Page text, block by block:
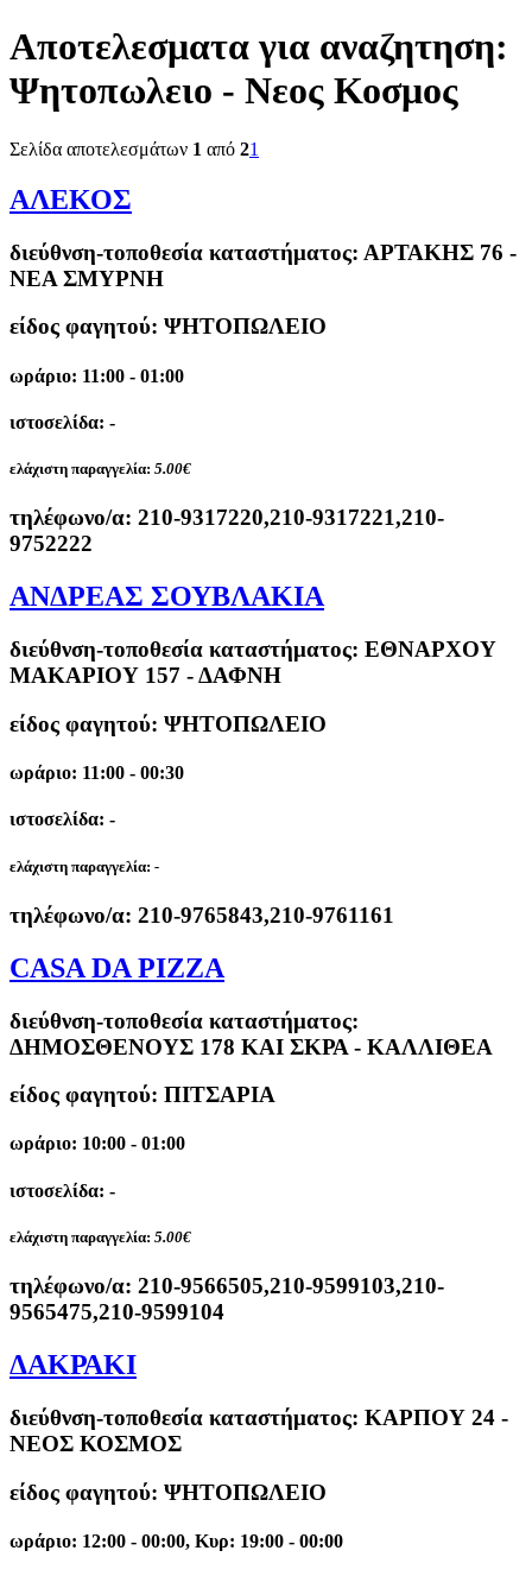
Αποτελεσματα για αναζητηση:
Ψητοπωλειο - Νεος Κοσμος
Σελίδα αποτελεσμάτων 1 από 21
ΑΛΕΚΟΣ
διεύθνση-τοποθεσία καταστήματος: ΑΡΤΑΚΗΣ 76 -
ΝΕΑ ΣΜΥΡΝΗ
είδος φαγητού: ΨΗΤΟΠΩΛΕΙΟ
ωράριο: 11:00 - 01:00
ιστοσελίδα: -
ελάχιστη παραγγελία: 5.00€
τηλέφωνο/α: 210-9317220,210-9317221,210-
9752222
ΑΝΔΡΕΑΣ ΣΟΥΒΛΑΚΙΑ
διεύθνση-τοποθεσία καταστήματος: ΕΘΝΑΡΧΟΥ
ΜΑΚΑΡΙΟΥ 157 - ΔΑΦΝΗ
είδος φαγητού: ΨΗΤΟΠΩΛΕΙΟ
ωράριο: 11:00 - 00:30
ιστοσελίδα: -
ελάχιστη παραγγελία: -
τηλέφωνο/α: 210-9765843,210-9761161
CASA DA PIZZA
διεύθνση-τοποθεσία καταστήματος:
ΔΗΜΟΣΘΕΝΟΥΣ 178 ΚΑΙ ΣΚΡΑ - ΚΑΛΛΙΘΕΑ
είδος φαγητού: ΠΙΤΣΑΡΙΑ
ωράριο: 10:00 - 01:00
ιστοσελίδα: -
ελάχιστη παραγγελία: 5.00€
τηλέφωνο/α: 210-9566505,210-9599103,210-
9565475,210-9599104
ΔΑΚΡΑΚΙ
διεύθνση-τοποθεσία καταστήματος: ΚΑΡΠΟΥ 24 -
ΝΕΟΣ ΚΟΣΜΟΣ
είδος φαγητού: ΨΗΤΟΠΩΛΕΙΟ
ωράριο: 12:00 - 00:00, Κυρ: 19:00 - 00:00